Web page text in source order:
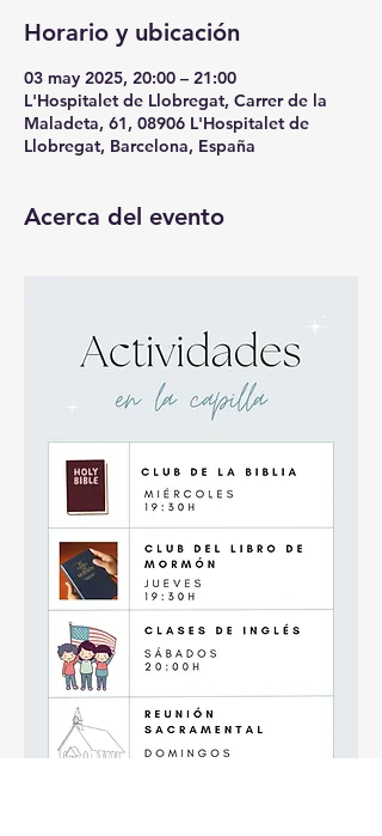
Horario y ubicación
03 may 2025, 20:00 – 21:00
L'Hospitalet de Llobregat, Carrer de la
Maladeta, 61, 08906 L'Hospitalet de
Llobregat, Barcelona, España
Acerca del evento